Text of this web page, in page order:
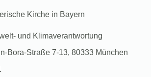
Kirche in Bayern
und Klimaverantwortung
Bora-Straße 7-13, 80333 München